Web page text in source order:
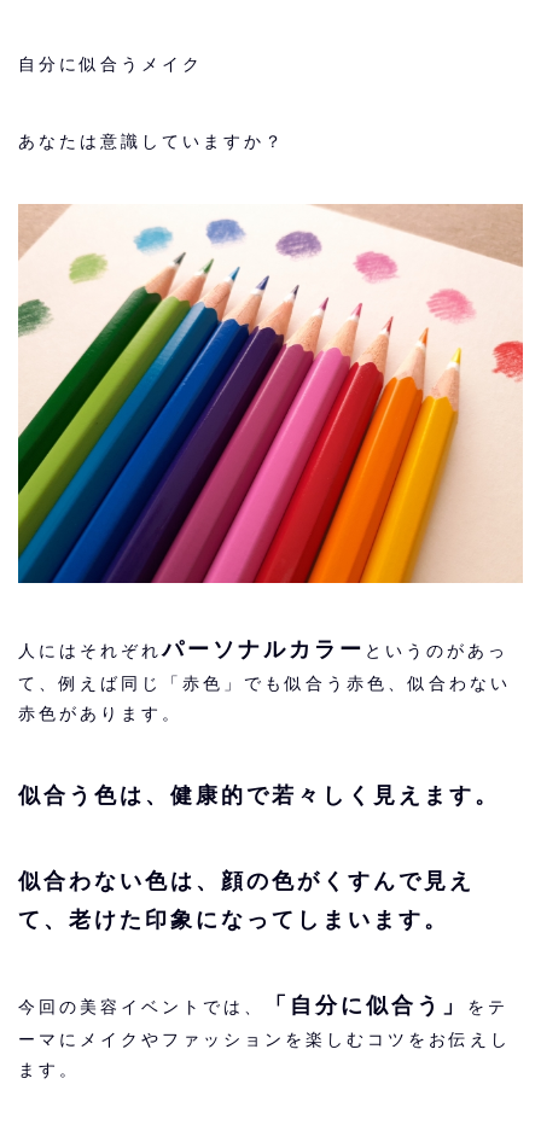
自分に似合うメイク
あなたは意識していますか？
人にはそれぞれパーソナルカラー というのがあっ
て、例えば同じ「赤色」でも似合う赤色、似合わない
赤色があります。
似合う色は、健康的で若々しく見えます。
似合わない色は、顔の色がくすんで見え
て、老けた印象になってしまいます。
今回の美容イベントでは、 「自分に似合う」
をテ
ーマにメイクやファッションを楽しむコツをお伝えし
ます。